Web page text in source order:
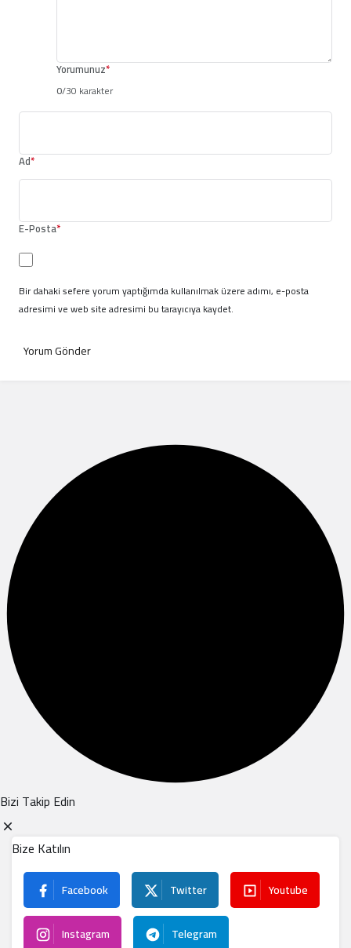
Yorumunuz*
0/30 karakter
Ad*
E-Posta*
Bir dahaki sefere yorum yaptığımda kullanılmak üzere adımı, e-posta
adresimi ve web site adresimi bu tarayıcıya kaydet.
Yorum Gönder
Bizi Takip Edin
Bize Katılın
Facebook Twitter Youtube
Instagram Telegram